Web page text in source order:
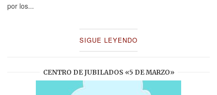
por los...
SIGUE LEYENDO
CENTRO DE JUBILADOS «5 DE MARZO»